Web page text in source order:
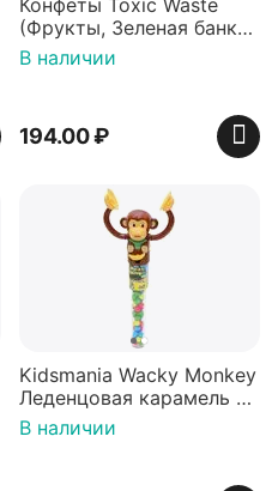
Конфеты Toxic Waste
(Фрукты, Зеленая банка,
42 гр).
В наличии
194.00₽
Kidsmania Wacky Monkey
Леденцовая карамель с
игрушкой Ваки Манки
12г, Китай
В наличии